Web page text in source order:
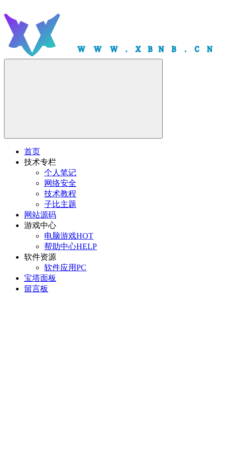
首页
技术专栏
个人笔记
网络安全
技术教程
子比主题
网站源码
游戏中心
电脑游戏HOT
帮助中心HELP
软件资源
软件应用PC
宝塔面板
留言板